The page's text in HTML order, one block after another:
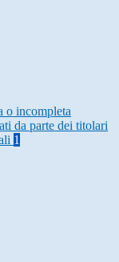
o incompleta
da parte dei titolari
1